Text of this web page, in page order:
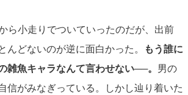
ら小走りでついていったのだが、出前
んどないのが逆に面白かった。
もう誰に
雑魚キャラなんて言わせない──。 男の
信がみなぎっている。しかし辿り着いた